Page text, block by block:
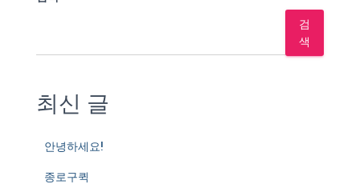
검
색
최신 글
안녕하세요!
종로구퀵